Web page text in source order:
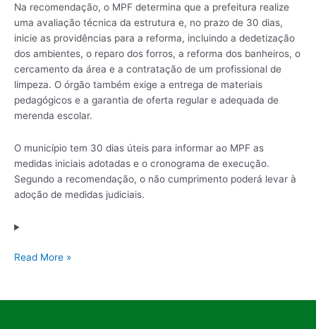
Na recomendação, o MPF determina que a prefeitura realize
uma avaliação técnica da estrutura e, no prazo de 30 dias,
inicie as providências para a reforma, incluindo a dedetização
dos ambientes, o reparo dos forros, a reforma dos banheiros, o
cercamento da área e a contratação de um profissional de
limpeza. O órgão também exige a entrega de materiais
pedagógicos e a garantia de oferta regular e adequada de
merenda escolar.
O município tem 30 dias úteis para informar ao MPF as
medidas iniciais adotadas e o cronograma de execução.
Segundo a recomendação, o não cumprimento poderá levar à
adoção de medidas judiciais.
Read More »